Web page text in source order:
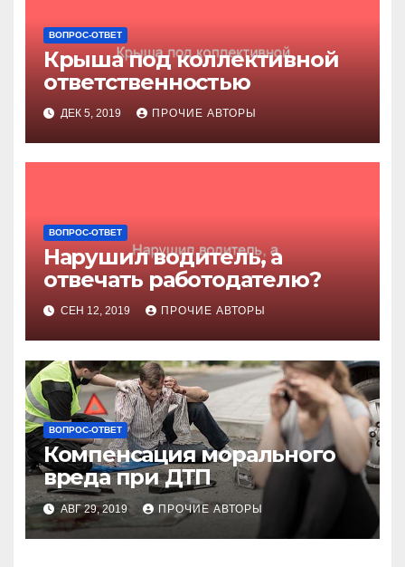
ВОПРОС-ОТВЕТ
Крыша под коллективной
ответственностью
ДЕК 5, 2019 ПРОЧИЕ АВТОРЫ
ВОПРОС-ОТВЕТ
Нарушил водитель, а
отвечать работодателю?
СЕН 12, 2019 ПРОЧИЕ АВТОРЫ
ВОПРОС-ОТВЕТ
Компенсация морального
вреда при ДТП
АВГ 29, 2019 ПРОЧИЕ АВТОРЫ